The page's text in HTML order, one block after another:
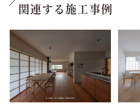
関連する施工事例